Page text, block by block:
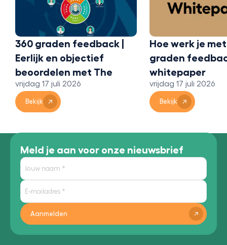
360 graden feedback |
Eerlijk en objectief
beoordelen met The
Bridge 360
vrijdag 17 juli 2026
Bekijk
Hoe werk je
graden
whitepaper
vrijdag 17 juli 2026
Bekijk
Meld je aan voor onze nieuwsbrief
Aanmelden